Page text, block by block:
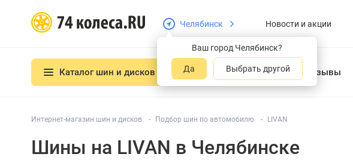
Челябинск
Ваш город Челябинск?
Да Выбрать другой
Новости и акции
Каталог шин и дисков О нас Отзывы
Интернет-магазин шин и дисков Подбор шин по автомобилю LIVAN
Шины на LIVAN в Челябинске